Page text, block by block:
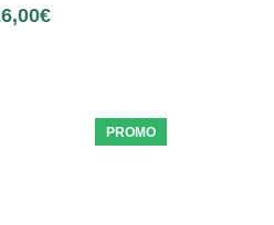
€
PROMO